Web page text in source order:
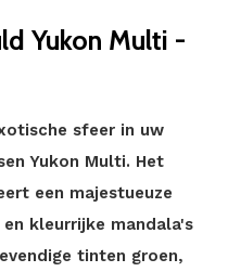
Yukon Multi -
sfeer in uw
Yukon Multi. Het
een majestueuze
kleurrijke mandala's
tinten groen,